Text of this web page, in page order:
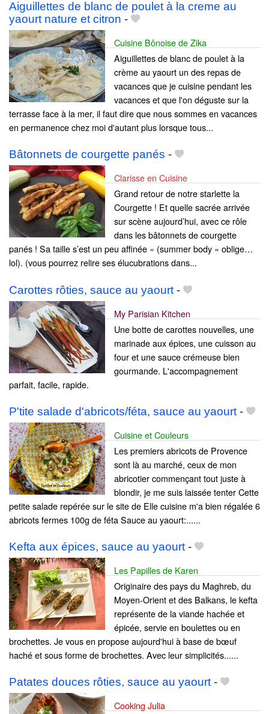
Aiguillettes de blanc de poulet à la creme au
yaourt nature et citron -
Cuisine Bônoise de Zika
Aiguillettes de blanc de poulet à la
crème au yaourt un des repas de
vacances que je cuisine pendant les
vacances et que l'on déguste sur la
terrasse face à la mer, il faut dire que nous sommes en vacances
en permanence chez moi d'autant plus lorsque tous...
Bâtonnets de courgette panés -
Clarisse en Cuisine
Grand retour de notre starlette la
Courgette ! Et quelle sacrée arrivée
sur scène aujourd’hui, avec ce rôle
dans les bâtonnets de courgette
panés ! Sa taille s’est un peu affinée « (summer body » oblige…
lol). (vous pourrez relire ses élucubrations dans...
Carottes rôties, sauce au yaourt -
My Parisian Kitchen
Une botte de carottes nouvelles, une
marinade aux épices, une cuisson au
four et une sauce crémeuse bien
gourmande. L'accompagnement
parfait, facile, rapide.
P'tite salade d'abricots/féta, sauce au yaourt -
Cuisine et Couleurs
Les premiers abricots de Provence
sont là au marché, ceux de mon
abricotier commençant tout juste à
blondir, je me suis laissée tenter Cette
petite salade repérée sur le site de Elle cuisine m'a bien régalée 6
abricots fermes 100g de féta Sauce au yaourt:......
Kefta aux épices, sauce au yaourt -
Les Papilles de Karen
Originaire des pays du Maghreb, du
Moyen-Orient et des Balkans, le kefta
représente de la viande hachée et
épicée, servie en boulettes ou en
brochettes. Je vous en propose aujourd'hui à base de bœuf
haché et sous forme de brochettes. Avec leur simplicités......
Patates douces rôties, sauce au yaourt -
Cooking Julia